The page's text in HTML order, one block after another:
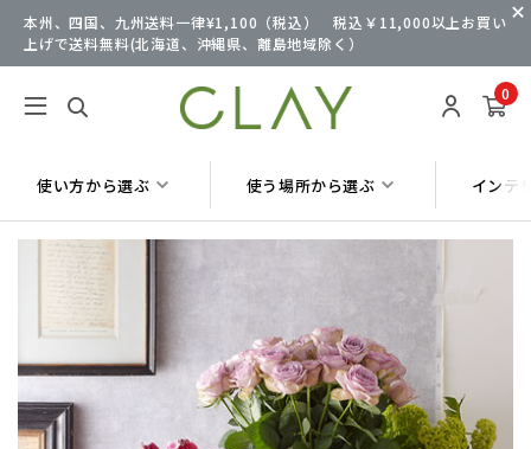
本州、四国、九州送料一律¥1,100（税込） 税込￥11,000以上お買い
上げで送料無料(北海道、沖縄県、離島地域除く）
0
使い方から選ぶ 使う場所から選ぶ インテ